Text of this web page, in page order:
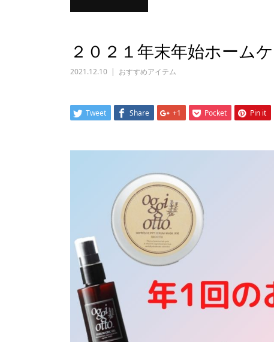
２０２１年末年始ホーム
2021.12.10 おすすめアイテム
Tweet Share +1 Pocket Pin it